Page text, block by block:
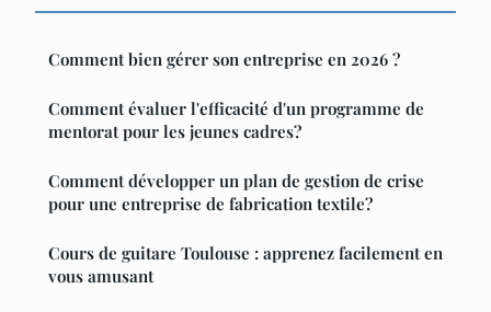
Comment bien gérer son entreprise en 2026 ?
Comment évaluer l'efficacité d'un programme de
mentorat pour les jeunes cadres?
Comment développer un plan de gestion de crise
pour une entreprise de fabrication textile?
Cours de guitare Toulouse : apprenez facilement en
vous amusant